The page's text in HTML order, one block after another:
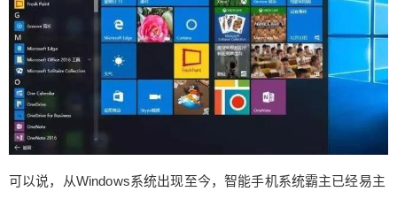
可以说，从Windows系统出现至今，智能手机系统霸主已经易主
动互联网时代，谷歌和苹果凭借安卓系统和IOS系
统瓜分了智能手机，其还推出了自主研发的Chrome
OS和MacOS系统，但依旧无法撼动windows的地
位。 其实，微软不仅是PC系统巨头，同时还是办公
软件巨头，人们最为熟知就是Office，其实就是微软
研发的。 其中，word、Excel以及PPT被称为办公
三件套，几乎是职场人必用的软件。 因为word是强
作，而Excel则是表格工具，多数都用于数据统计，
扫描二维码继续阅读